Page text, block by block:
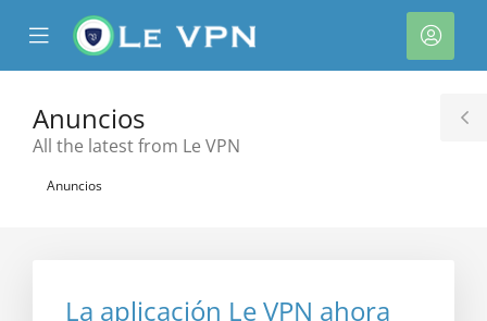
Mobile
Menu
Anuncios
All the latest from Le VPN
Anuncios
La aplicación Le VPN ahora